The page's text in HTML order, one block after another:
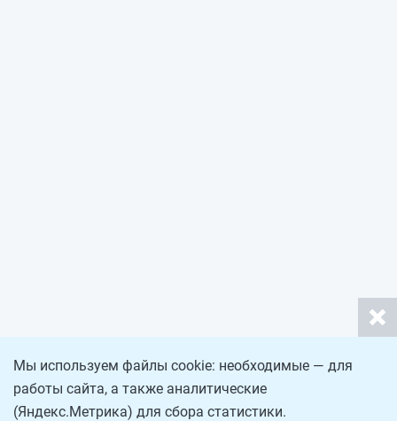
Мы используем файлы cookie: необходимые — для
работы сайта, а также аналитические
(Яндекс.Метрика) для сбора статистики.